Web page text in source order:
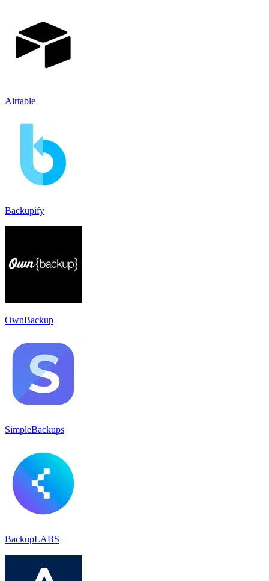
Airtable
Backupify
OwnBackup
SimpleBackups
BackupLABS